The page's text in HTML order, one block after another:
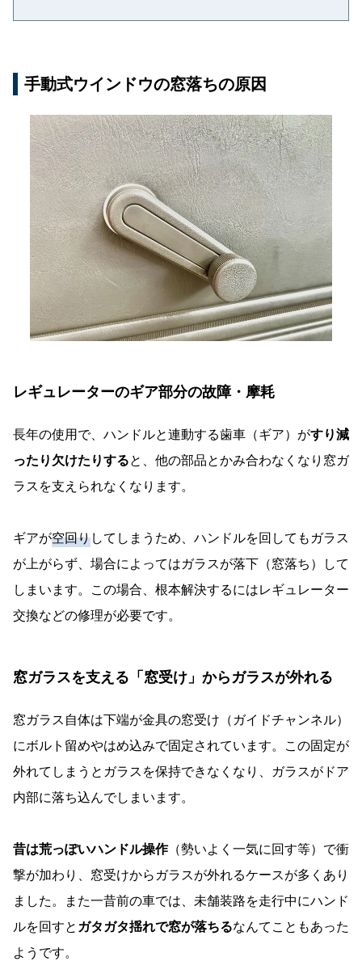
手動式ウインドウの窓落ちの原因
レギュレーターのギア部分の故障・摩耗
長年の使用で、ハンドルと連動する歯車（ギア）がすり減
ったり欠けたりすると、他の部品とかみ合わなくなり窓ガ
ラスを支えられなくなります。
ギアが空回りしてしまうため、ハンドルを回してもガラス
が上がらず、場合によってはガラスが落下（窓落ち）して
しまいます。この場合、根本解決するにはレギュレーター
交換などの修理が必要です。
窓ガラスを支える「窓受け」からガラスが外れる
窓ガラス自体は下端が金具の窓受け（ガイドチャンネル）
にボルト留めやはめ込みで固定されています。この固定が
外れてしまうとガラスを保持できなくなり、ガラスがドア
内部に落ち込んでしまいます。
昔は荒っぽいハンドル操作（勢いよく一気に回す等）で衝
撃が加わり、窓受けからガラスが外れるケースが多くあり
ました。また一昔前の車では、未舗装路を走行中にハンド
ルを回すと ガタガタ揺れで窓が落ちるなんてこともあった
ようです。